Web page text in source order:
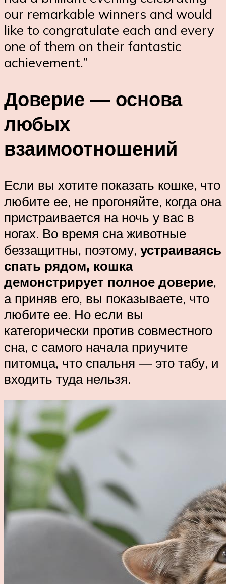
our remarkable winners and would
like to congratulate each and every
one of them on their fantastic
achievement.”
Доверие — основа
любых
взаимоотношений
Если вы хотите показать кошке, что
любите ее, не прогоняйте, когда она
пристраивается на ночь у вас в
ногах. Во время сна животные
беззащитны, поэтому, устраиваясь
спать рядом, кошка
демонстрирует полное доверие,
а приняв его, вы показываете, что
любите ее. Но если вы
категорически против совместного
сна, с самого начала приучите
питомца, что спальня ― это табу, и
входить туда нельзя.